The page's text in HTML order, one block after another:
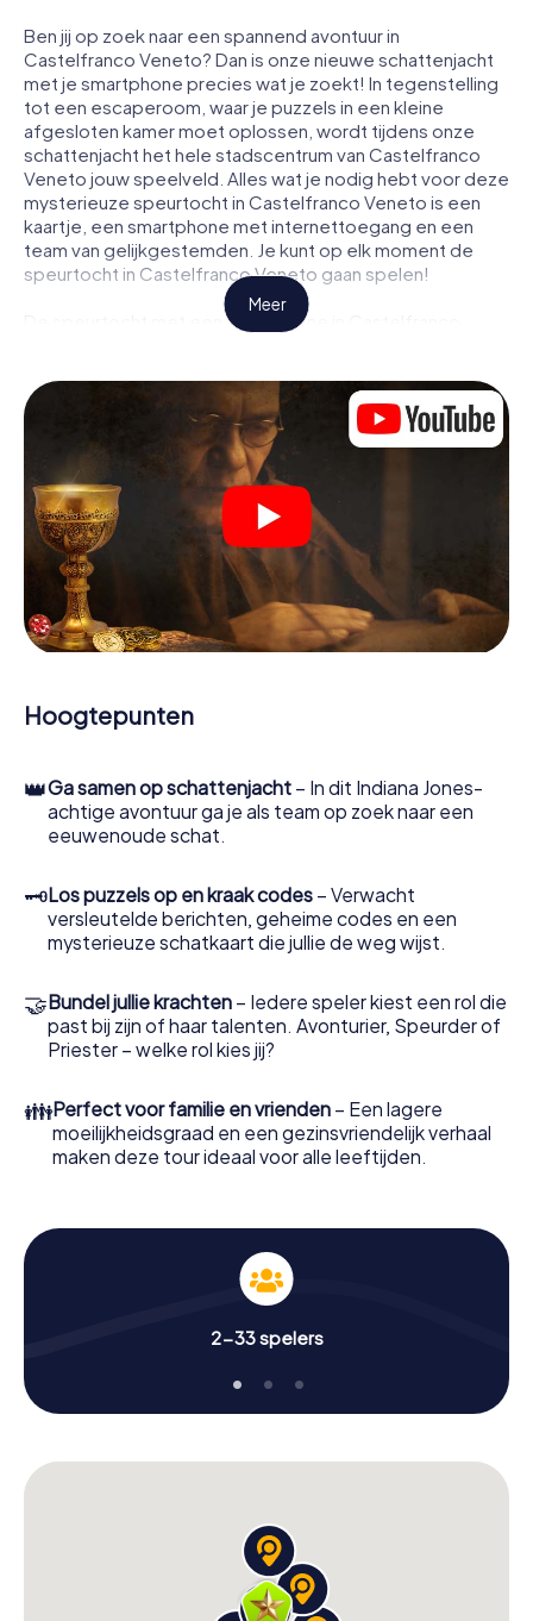
Ben jij op zoek naar een spannend avontuur in
Castelfranco Veneto? Dan is onze nieuwe schattenjacht
met je smartphone precies wat je zoekt! In tegenstelling
tot een escaperoom, waar je puzzels in een kleine
afgesloten kamer moet oplossen, wordt tijdens onze
schattenjacht het hele stadscentrum van Castelfranco
Veneto jouw speelveld. Alles wat je nodig hebt voor deze
mysterieuze speurtocht in Castelfranco Veneto is een
kaartje, een smartphone met internettoegang en een
team van gelijkgestemden. Je kunt op elk moment de
speurtocht in Castelfranco Veneto gaan spelen!
De speurtocht met een smartphone in Castelfranco
speurtocht verloopt. Vervolgens worden de rollen
verdeeld. Wie in jouw team is een geboren speurder?
Wie is een echte avonturier? En wie heeft het in zich om
een code te kraken? Bij onze escape game in
Castelfranco Veneto garanderen wij dat elke speler de
juiste rol vindt.
Zodra de rollen zijn toegewezen, kan de speurtocht
beginnen. Op verschillende locaties in de stad kraak je
gecodeerde berichten, los je lastige logische raadsels
op en zoek je naar bewijs. Jouw smartphone is je meest
cruciale opsporingsinstrument: met onze app kun je
bewijs verzamelen en veilig door Castelfranco Veneto
navigeren.
het spannende verhaal en al snel zul je beseffen dat de
kostbare schat slechts een paar stappen verwijderd is.
Meer
Hoogtepunten
👑Ga samen op schattenjacht – In dit Indiana Jones-
achtige avontuur ga je als team op zoek naar een
eeuwenoude schat.
🗝Los puzzels op en kraak codes – Verwacht
versleutelde berichten, geheime codes en een
mysterieuze schatkaart die jullie de weg wijst.
🤝Bundel jullie krachten – Iedere speler kiest een rol die
past bij zijn of haar talenten. Avonturier, Speurder of
Priester – welke rol kies jij?
👪Perfect voor familie en vrienden – Een lagere
moeilijkheidsgraad en een gezinsvriendelijk verhaal
maken deze tour ideaal voor alle leeftijden.
2-33 spelers